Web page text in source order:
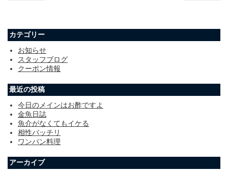
カテゴリー
お知らせ
スタッフブログ
クーポン情報
最近の投稿
今日のメインはお酢ですよ
金魚日誌
魚介がなくてもイケる
相性バッチリ
ワンパン料理
アーカイブ